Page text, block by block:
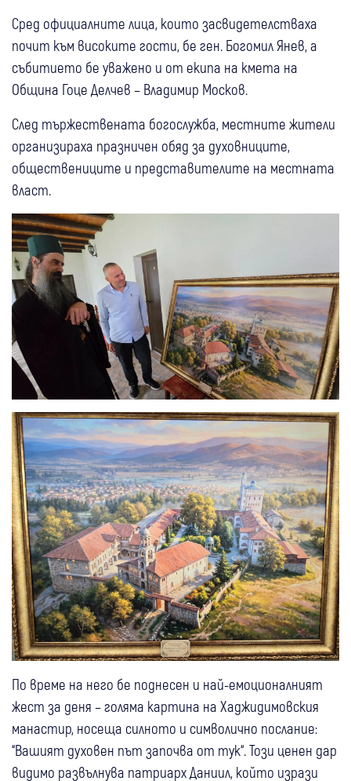
Сред официалните лица, които засвидетелстваха
почит към високите гости, бе ген. Богомил Янев, а
събитието бе уважено и от екипа на кмета на
Община Гоце Делчев – Владимир Москов.
След тържествената богослужба, местните жители
организираха празничен обяд за духовниците,
обществениците и представителите на местната
власт.
По време на него бе поднесен и най-емоционалният
жест за деня – голяма картина на Хаджидимовския
манастир, носеща силното и символично послание:
“Вашият духовен път започва от тук“. Този ценен дар
видимо развълнува патриарх Даниил, който изрази